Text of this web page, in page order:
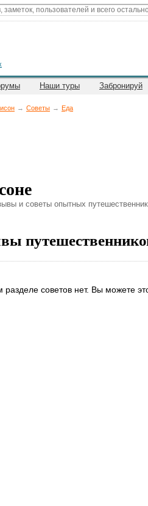
Наши туры Забронируй
→ Советы → Еда
и советы опытных
советов нет. Вы можете